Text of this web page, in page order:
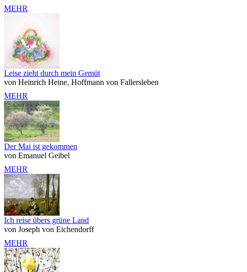
MEHR
Leise zieht durch mein Gemüt
von Heinrich Heine, Hoffmann von Fallersleben
MEHR
Der Mai ist gekommen
von Emanuel Geibel
MEHR
Ich reise übers grüne Land
von Joseph von Eichendorff
MEHR